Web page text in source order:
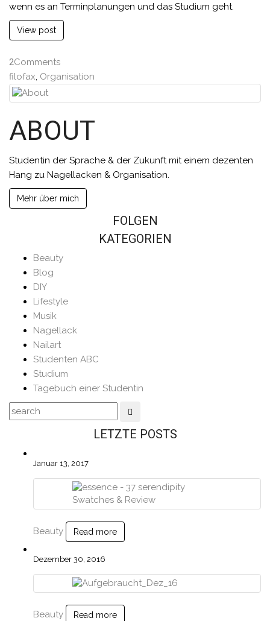
wenn es an Terminplanungen und das Studium geht.
View post
2Comments
filofax, Organisation
ABOUT
Studentin der Sprache & der Zukunft mit einem dezenten
Hang zu Nagellacken & Organisation.
Mehr über mich
FOLGEN
KATEGORIEN
Beauty
Blog
DIY
Lifestyle
Musik
Nagellack
Nailart
Studenten ABC
Studium
Tagebuch einer Studentin
LETZTE POSTS
Januar 13, 2017
Beauty Read more
Dezember 30, 2016
Beauty Read more